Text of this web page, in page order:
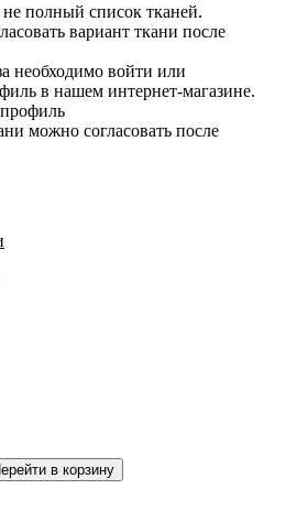
не полный список тканей.
вариант ткани после
необходимо войти или
в нашем интернет-магазине.
можно согласовать после
в корзину